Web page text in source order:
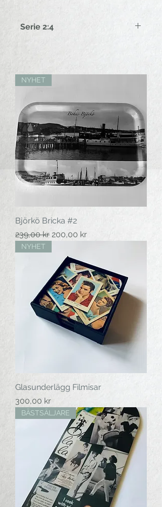
Serie 2:4
NYHET
Björkö Bricka #2
Ordinarie pris
239,00 kr Reapris
200,00 kr
NYHET
Glasunderlägg Filmisar
Pris
300,00 kr
BÄSTSÄLJARE